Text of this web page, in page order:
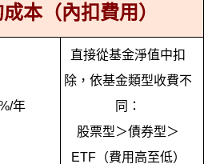
本（內扣費用）
年
直接從基金淨值中扣
除，依基金類型收費不
同：
股票型＞債券型＞
ETF（費用高至低）